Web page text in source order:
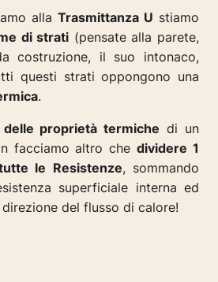
alla Trasmittanza U stiamo
di strati (pensate alla parete,
costruzione, il suo intonaco,
questi strati oppongono una
.
proprietà termiche di un
facciamo altro chedividere 1
le Resistenze, sommando
superficiale interna ed
del flusso di calore!